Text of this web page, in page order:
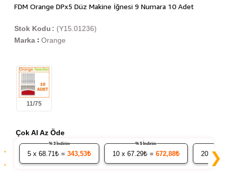
FDM Orange DPx5 Düz Makine İğnesi 9 Numara 10 Adet
(Y15.01236)
Stok Kodu
Marka : Orange
11/75
Çok Al Az Öde
5x 68.71₺ = 343,53₺
% 3 İndirim
10x 67.29₺ = 672,88₺
% 5 İndirim
20x❯